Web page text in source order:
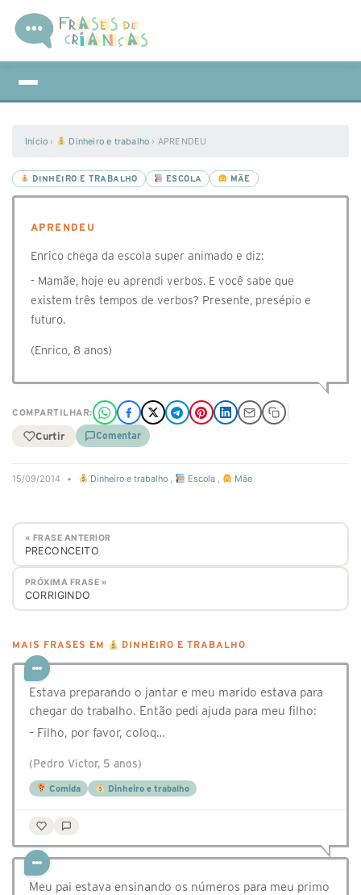
Início › Dinheiro e trabalho › APRENDEU
DINHEIRO E TRABALHO ESCOLA MÃE
APRENDEU
Enrico chega da escola super animado e diz:
- Mamãe, hoje eu aprendi verbos. E você sabe que
existem três tempos de verbos? Presente, presépio e
futuro.
(Enrico, 8 anos)
COMPARTILHAR:
Curtir Comentar
15/09/2014 • Dinheiro e trabalho , Escola, Mãe
« FRASE ANTERIOR
PRECONCEITO
PRÓXIMA FRASE »
CORRIGINDO
MAIS FRASES EM DINHEIRO E TRABALHO
Estava preparando o jantar e meu marido estava para
chegar do trabalho. Então pedi ajuda para meu filho:
– Filho, por favor, coloq…
(Pedro Victor, 5 anos)
Comida Dinheiro e trabalho
Meu pai estava ensinando os números para meu primo